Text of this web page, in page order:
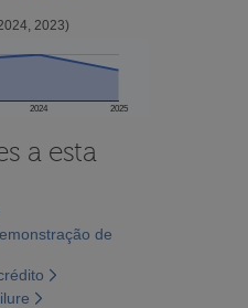
2023)
2024 2025
a esta
de